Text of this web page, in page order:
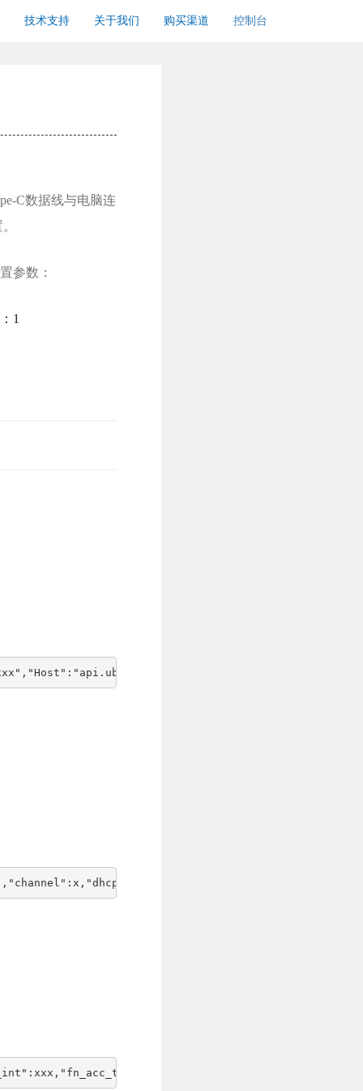
技术支持 关于我们 购买渠道 控制台
C数据线与电脑连
参数：
1